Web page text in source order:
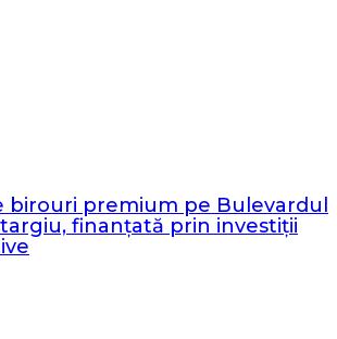
birouri premium pe Bulevardul
finanțată prin investiții